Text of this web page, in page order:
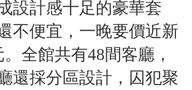
設計感十足的豪華套
不便宜，一晚要價近新
全館共有48間客廳，
還採分區設計，囚犯聚